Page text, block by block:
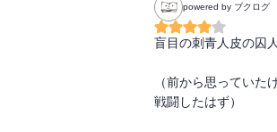
powered by ブクログ
盲目の刺青人皮の囚
（前から思ってい
戦闘したはず）